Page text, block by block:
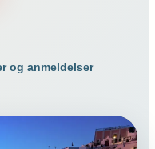
og anmeldelser